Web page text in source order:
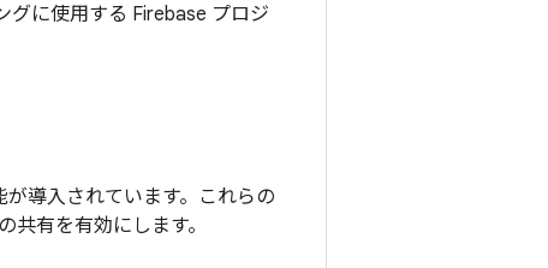
グに使用する Firebase プロジ
導入されています。これらの
有を有効にします。